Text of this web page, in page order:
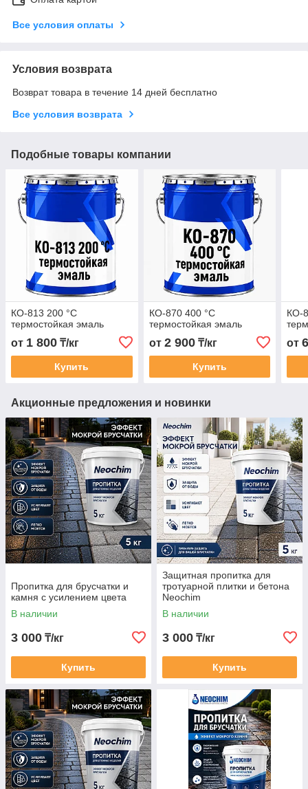
Все условия оплаты
Условия возврата
Возврат товара в течение 14 дней бесплатно
Все условия возврата
Подобные товары компании
КО-813 200 °C
термостойкая эмаль
от 1 800 ₸/кг
Купить
КО-870 400 °C
термостойкая эмаль
от 2 900₸/кг
Купить
КО-
от
Акционные предложения и новинки
Пропитка для брусчатки и
камня с усилением цвета
В наличии
3 000 ₸/кг
Купить
Защитная пропитка для
тротуарной плитки и бетона
Neochim
В наличии
3 000 ₸/кг
Купить